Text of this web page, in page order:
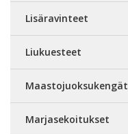
Lisäravinteet
Liukuesteet
Maastojuoksukengät
Marjasekoitukset